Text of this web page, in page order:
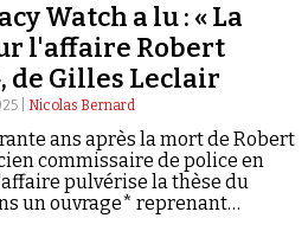
de presse
Watch a lu : « La
l'affaire Robert
de Gilles Leclair
| Nicolas Bernard
ans après la mort de Robert
commissaire de police en
pulvérise la thèse du
un ouvrage* reprenant